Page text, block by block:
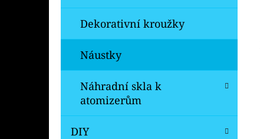
Dekorativní kroužky
Náustky
Náhradní skla k
atomizerům
DIY